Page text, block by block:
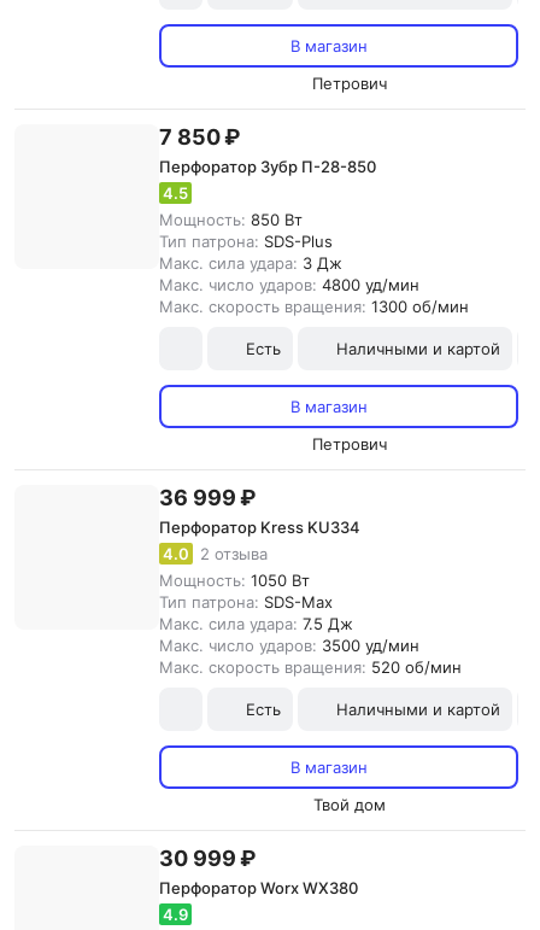
В магазин
Петрович
7 850 ₽
Перфоратор Зубр П-28-850
4.5
Мощность: 850 Вт
Тип патрона: SDS-Plus
Макс. сила удара: 3 Дж
Макс. число ударов: 4800 уд/мин
Макс. скорость вращения: 1300 об/мин
Есть Наличными и картой
В магазин
Петрович
36 999 ₽
Перфоратор Kress KU334
4.0
2 отзыва
Мощность: 1050 Вт
Тип патрона: SDS-Max
Макс. сила удара: 7.5 Дж
Макс. число ударов: 3500 уд/мин
Макс. скорость вращения: 520 об/мин
Есть Наличными и картой
В магазин
Твой дом
30 999 ₽
Перфоратор Worx WX380
4.9